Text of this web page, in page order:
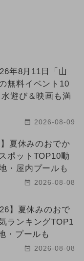
年8月11日「山
無料イベント10
遊び＆映画も満
2026-08-09
】夏休みのおでか
ポットTOP10動
・屋内プールも
2026-08-08
】夏休みのおで
ランキングTOP1
・プールも
2026-08-08